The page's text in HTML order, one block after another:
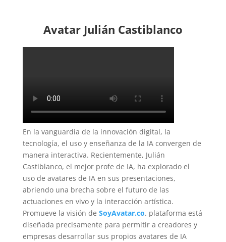
Avatar Julián Castiblanco
En la vanguardia de la innovación digital, la
tecnología, el uso y enseñanza de la IA convergen de
manera interactiva. Recientemente, Julián
Castiblanco, el mejor profe de IA, ha explorado el
uso de avatares de IA en sus presentaciones,
abriendo una brecha sobre el futuro de las
actuaciones en vivo y la interacción artística.
Promueve la visión de SoyAvatar.co. plataforma está
diseñada precisamente para permitir a creadores y
empresas desarrollar sus propios avatares de IA